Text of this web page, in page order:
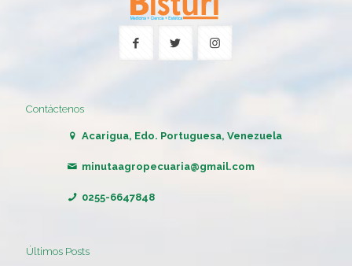
Contáctenos
Acarigua, Edo. Portuguesa, Venezuela
minutaagropecuaria@gmail.com
0255-6647848
Últimos Posts